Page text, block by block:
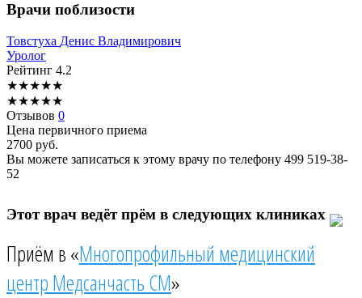
Врачи поблизости
Товстуха Денис Владимирович
Уролог
Рейтинг 4.2
★★★★★
★★★★★
Отзывов 0
Цена первичного приема
2700 руб.
Вы можете записаться к этому врачу по телефону 499 519-38-
52
Этот врач ведёт прём в следующих клиниках
Приём в «Многопрофильный медицинский
центр Медсанчасть СМ»